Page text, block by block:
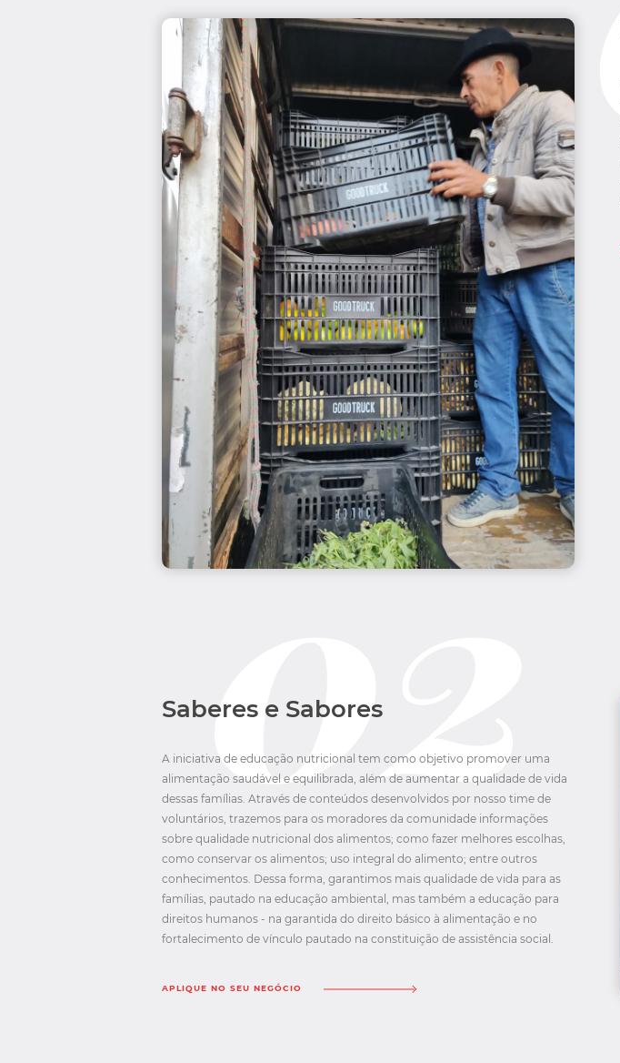
Saberes e Sabores
A iniciativa de educação nutricional tem como objetivo promover uma
alimentação saudável e equilibrada, além de aumentar a qualidade de vida
dessas famílias. Através de conteúdos desenvolvidos por nosso time de
voluntários, trazemos para os moradores da comunidade informações
sobre qualidade nutricional dos alimentos; como fazer melhores escolhas,
como conservar os alimentos; uso integral do alimento; entre outros
conhecimentos. Dessa forma, garantimos mais qualidade de vida para as
famílias, pautado na educação ambiental, mas também a educação para
direitos humanos - na garantida do direito básico à alimentação e no
fortalecimento de vínculo pautado na constituição de assistência social.
APLIQUE NO SEU NEGÓCIO